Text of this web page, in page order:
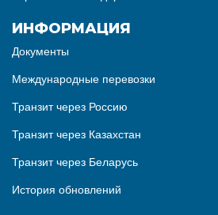
ИНФОРМАЦИЯ
Документы
Международные перевозки
Транзит через Россию
Транзит через Казахстан
Транзит через Беларусь
История обновлений